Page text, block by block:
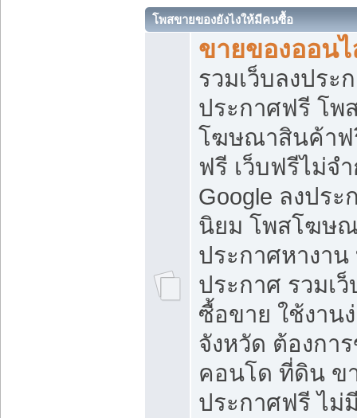
โพสขายของยังไงให้มีคนซื้อ
ขายของออน
รวมเว็บลงประ
ประกาศฟรี โพ
โฆษณาสินค้าฟ
ฟรี เว็บฟรีไม่จ
Google ลงปร
นิยม โพสโฆษ
ประกาศหางาน
ประกาศ รวมเ
ซื้อขาย ใช้งาน
จังหวัด ต้องกา
คอนโด ที่ดิน ข
ประกาศฟรี ไม่